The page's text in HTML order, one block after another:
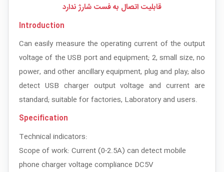
قابلیت اتصال به فست شارژ ندارد
Introduction
Can easily measure the operating current of the output
voltage of the USB portand equipment; 2, small size,no
power, and other ancillary equipment, plug and play;also
detect USB charger output voltage and current are
standard;suitable for factories, Laboratoryand users.
Specification
Technical indicators:
Scope of work: Current(0-2.5A) can detectmobile
phone chargervoltage compliance DC5V